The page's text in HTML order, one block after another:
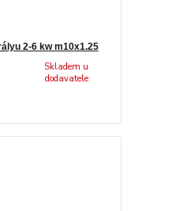
2-6 kw m10x1.25
Skladem u
dodavatele